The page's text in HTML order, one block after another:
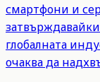
смартфони и
глобалната
очаква да